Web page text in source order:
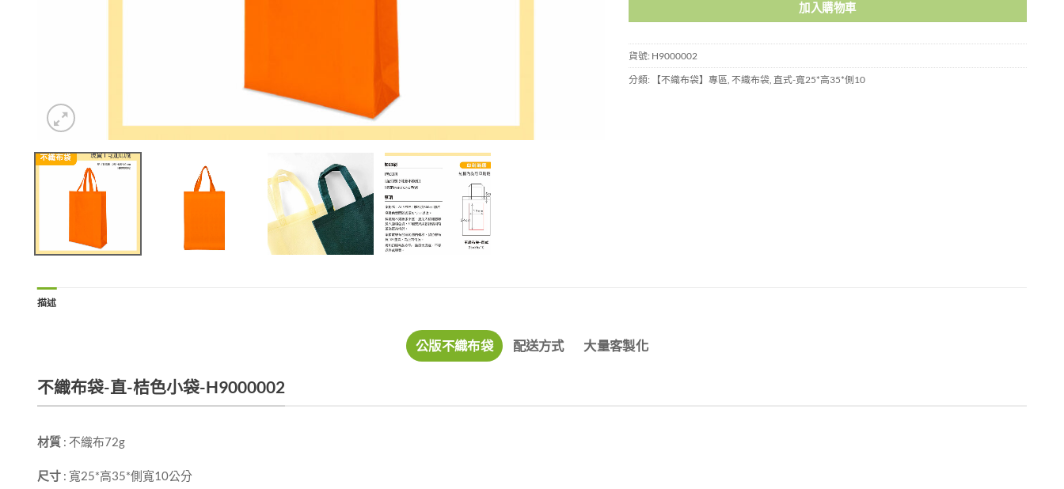
加入購物車
貨號: H9000002
分類:
【不織布袋】專區, 不織布袋, 直式-寬25*高35*側10
描述
公版不織布袋 配送方式 大量客製化
不織布袋-直-桔色小袋-H9000002
材質 : 不織布72g
尺寸 : 寬25*高35*側寬10公分